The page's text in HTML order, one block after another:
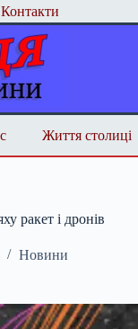
Контакти
Життя столиці
ракет і дронів
Новини